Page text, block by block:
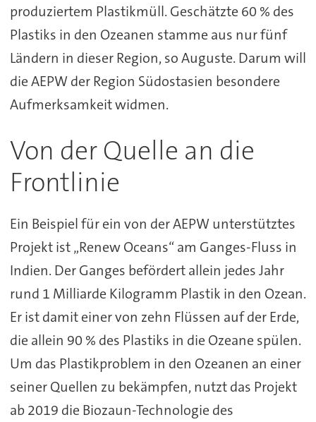
produziertem Plastikmüll. Geschätzte 60 % des
Plastiks in den Ozeanen stamme aus nur fünf
Ländern in dieser Region, so Auguste. Darum will
die AEPW der Region Südostasien besondere
Aufmerksamkeit widmen.
Von der Quelle an die
Frontlinie
Ein Beispiel für ein von der AEPW unterstütztes
Projekt ist „Renew Oceans“ am Ganges-Fluss in
Indien. Der Ganges befördert allein jedes Jahr
rund 1 Milliarde Kilogramm Plastik in den Ozean.
Er ist damit einer von zehn Flüssen auf der Erde,
die allein 90 % des Plastiks in die Ozeane spülen.
Um das Plastikproblem in den Ozeanen an einer
seiner Quellen zu bekämpfen, nutzt das Projekt
ab 2019 die Biozaun-Technologie des